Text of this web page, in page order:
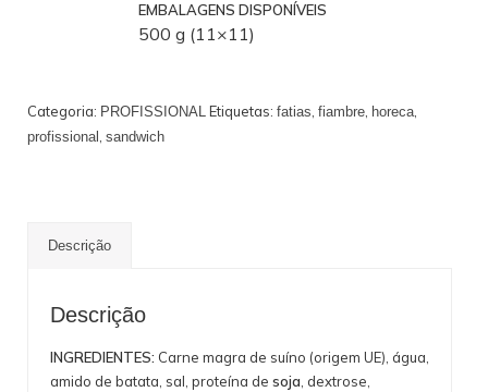
EMBALAGENS DISPONÍVEIS
500 g (11×11)
Categoria: PROFISSIONAL Etiquetas: fatias fiambre horeca
profissional sandwich
Descrição
Descrição
INGREDIENTES: Carne magra de suíno (origem UE), água,
amido de batata, sal, proteína de soja , dextrose,